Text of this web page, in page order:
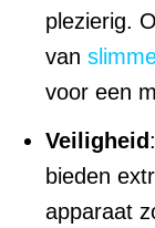
plezierig.
van
voor een
Veiligheid
bieden
apparaat